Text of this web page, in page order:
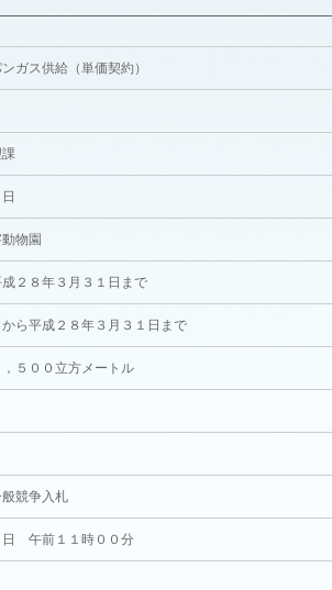
ガス供給（単価契約）
物園
２８年３月３１日まで
ら平成２８年３月３１日まで
５００立方メートル
競争入札
日 午前１１時００分